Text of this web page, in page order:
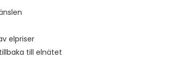
elpriser
till elnätet